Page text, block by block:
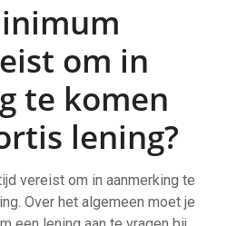
om in
te komen
lening?
vereist om in aanmerking te
Over het algemeen moet je